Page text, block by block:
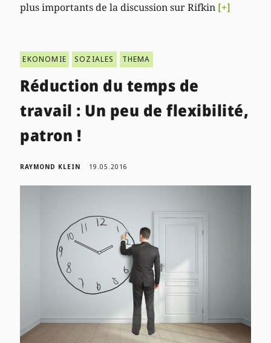
plus importants de la discussion sur Rifkin [+]
EKONOMIE SOZIALES THEMA
Réduction du temps de
travail : Un peu de flexibilité,
patron !
RAYMOND KLEIN 19.05.2016